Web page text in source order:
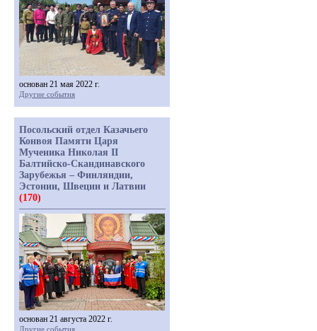
основан 21 мая 2022 г.
Другие события
Посольский отдел Казачьего
Конвоя Памяти Царя
Мученика Николая II
Балтийско-Скандинавского
Зарубежья – Финляндии,
Эстонии, Швеции и Латвии
(170)
основан 21 августа 2022 г.
Другие события